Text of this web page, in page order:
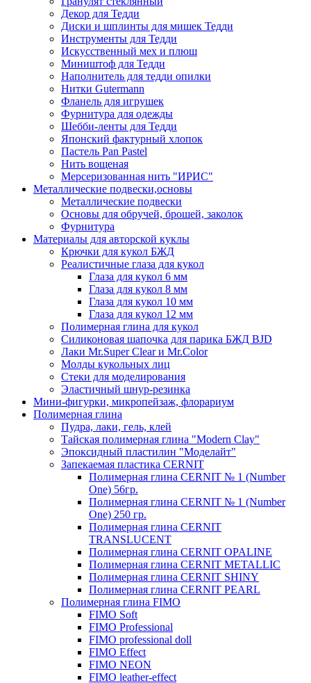
Декор для Тедди
Диски и шплинты для мишек Тедди
Инструменты для Тедди
Искусственный мех и плюш
Миништоф для Тедди
Наполнитель для тедди опилки
Нитки Gutermann
Фланель для игрушек
Фурнитура для одежды
Шебби-ленты для Тедди
Японский фактурный хлопок
Пастель Pan Pastel
Нить вощеная
Мерсеризованная нить "ИРИС"
Металлические подвески,основы
Металлические подвески
Основы для обручей, брошей, заколок
Фурнитура
Материалы для авторской куклы
Крючки для кукол БЖД
Реалистичные глаза для кукол
Глаза для кукол 6 мм
Глаза для кукол 8 мм
Глаза для кукол 10 мм
Глаза для кукол 12 мм
Полимерная глина для кукол
Силиконовая шапочка для парика БЖД BJD
Лаки Mr.Super Clear и Mr.Color
Молды кукольных лиц
Стеки для моделирования
Эластичный шнур-резинка
Мини-фигурки, микропейзаж, флорариум
Полимерная глина
Пудра, лаки, гель, клей
Тайская полимерная глина "Modern Clay"
Эпоксидный пластилин "Моделайт"
Запекаемая пластика CERNIT
Полимерная глина CERNIT № 1 (Number
One) 56гр.
Полимерная глина CERNIT № 1 (Number
One) 250 гр.
Полимерная глина CERNIT
TRANSLUCENT
Полимерная глина CERNIT OPALINE
Полимерная глина CERNIT METALLIC
Полимерная глина CERNIT SHINY
Полимерная глина CERNIT PEARL
Полимерная глина FIMO
FIMO Soft
FIMO Professional
FIMO professional doll
FIMO Effect
FIMO NEON
FIMO leather-effect